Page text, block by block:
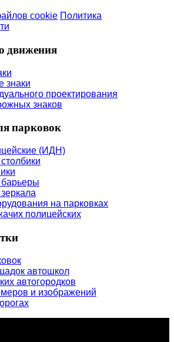
cookie Политика
движения
знаки
проектирования
знаков
парковок
(ИДН)
на парковках
полицейских
автошкол
автогородков
и изображений